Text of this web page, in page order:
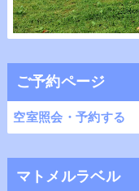
ご予約ページ
空室照会・予約する
マトメルラベル